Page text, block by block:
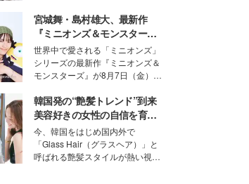
取締役兼クリエイティブディレク
ター・茅野しのぶ。一人ひとりの
個性に寄り添い、魅力を引き出す
衣装作りは、多くの女性たちに勇
気と自信を与え続けている。
宮城舞・島村雄大、最新作
『ミニオンズ＆モンスター
ズ』の魅力熱弁 ハチャメチャ
だけじゃない“友情と絆”に感
動
世界中で愛される「ミニオンズ」
シリーズの最新作『ミニオンズ＆
モンスターズ』が8月7日（金）に
ニオン好き”という共通点を持つモ
デルの宮城舞と島村雄大の特別対
談をお届け！それぞれの視点か
ら、今作ならではの魅力や予想外
の感動をもたらす奥深いストーリ
ーについて熱く語り合ってもらっ
韓国発の“艶髪トレンド”到来
美容好きの女性の自信を育む
「ヘアケア事情」って？
今、韓国をはじめ国内外で
「Glass Hair（グラスヘア）」と
呼ばれる艶髪スタイルが熱い視線